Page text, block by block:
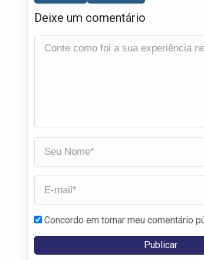
Deixe um comentário
Concordo em tornar meu comentário